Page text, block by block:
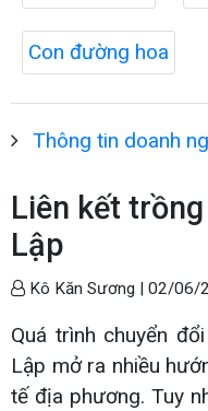
Con đường hoa
Thông tin doanh
Liên kết
Lập
Kô Kăn Sương | 02/06/
Quá trình chuyển
Lập mở ra nhiều
tế địa phương. Tuy